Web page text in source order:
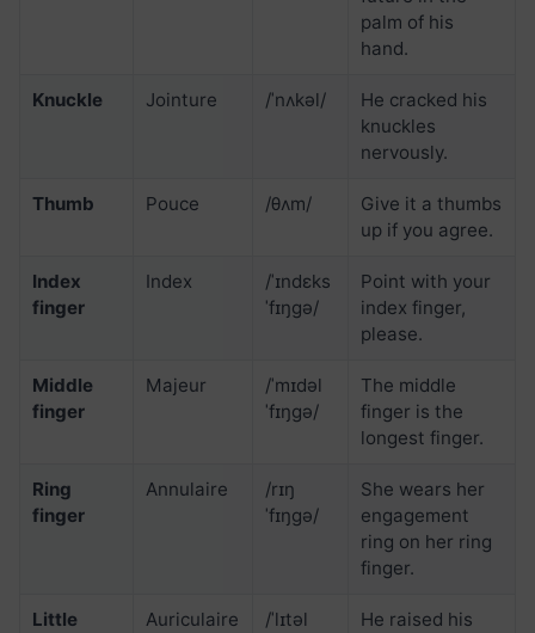
palm of his
hand.
Knuckle Jointure /ˈnʌkəl/
He cracked his
knuckles
nervously.
Thumb Pouce /θʌm/
Give it a thumbs
up if you agree.
Index
finger
Index
/ˈɪndɛks
ˈfɪŋgə/
Point with your
index finger,
please.
Middle
finger
Majeur
/ˈmɪdəl
ˈfɪŋgə/
The middle
finger is the
longest finger.
Ring
finger
Annulaire
/rɪŋ
ˈfɪŋgə/
She wears her
engagement
ring on her ring
finger.
Little
Auriculaire
/ˈlɪtəl
He raised his